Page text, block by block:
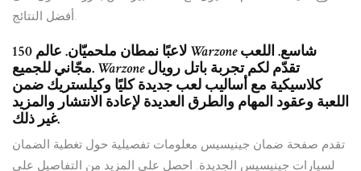
أفضل النتائج.
Warzoneشاسع. اللعب
مجّاني للجميع. Warzoneتقدّم لكم تجربة باتل رويال
كلاسيكية مع أساليب لعب جديدة كليًا وكيلستريك ضمن
اللعبة وعقود المهام والطرق العديدة لإعادة الانتشار والمزيد
غير ذلك.
تقدم صفحة ضمان جينيسيس معلومات تفصيلية حول تغطية الضمان
لسيارات جينيسيس الجديدة. احصل على المزيد من التفاصيل على